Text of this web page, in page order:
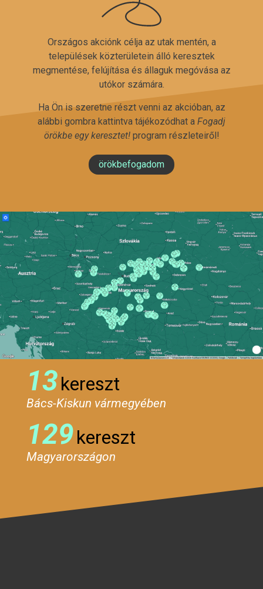
Országos akciónk célja az utak mentén, a
települések közterületein álló keresztek
megmentése, felújítása és állaguk megóvása az
utókor számára.
Ha Ön is szeretne részt venni az akcióban, az
alábbi gombra kattintva tájékozódhat a Fogadj
örökbe egy keresztet!program részleteiről!
örökbefogadom
13kereszt
Bács-Kiskun vármegyében
129kereszt
Magyarországon